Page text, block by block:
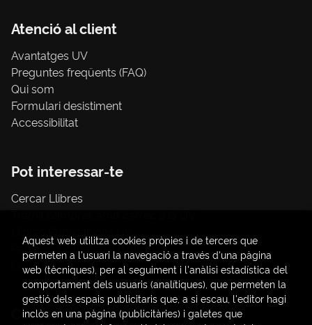
Atenció al client
Avantatges UV
Preguntes freqüents (FAQ)
Qui som
Formulari desistiment
Accessibilitat
Pot interessar-te
Cercar Llibres
Papereria / material d'oficina
Consum Sostenible
Contacte
Aquest web utilitza cookies pròpies i de tercers que
permeten a l'usuari la navegació a través d'una pàgina
web (tècniques), per al seguiment i l'anàlisi estadística del
comportament dels usuaris (analítiques), que permeten la
gestió dels espais publicitaris que, a si escau, l'editor hagi
inclòs en una pàgina (publicitàries) i galetes que